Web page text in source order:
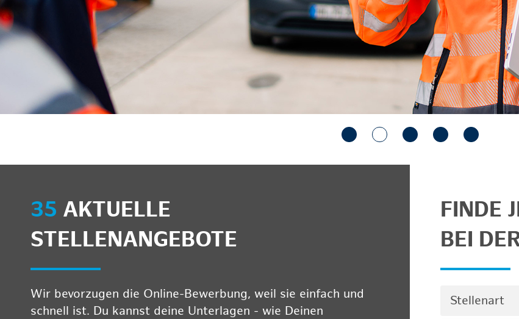
anzeigen/schließen
35 AKTUELLE
STELLENANGEBOTE
Wir bevorzugen die Online-Bewerbung, weil sie einfach und
schnell ist. Du kannst deine Unterlagen - wie Deinen
FINDE
BEI
Stellenart